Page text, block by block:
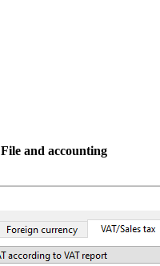
File and accounting